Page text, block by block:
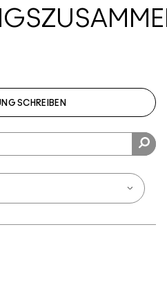
SCHREIBEN